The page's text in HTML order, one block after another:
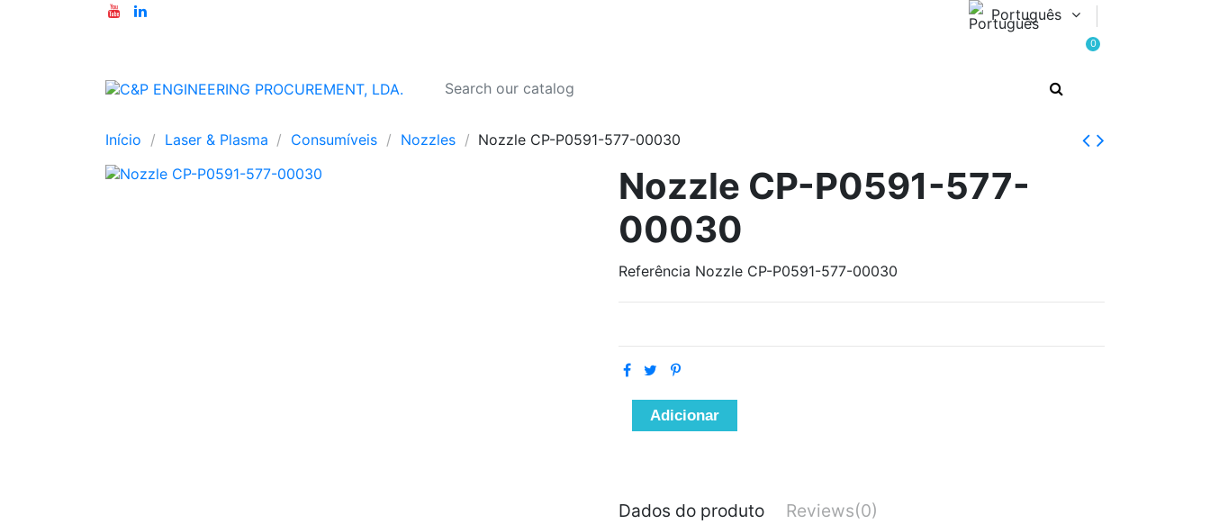
Português
0
Início Laser & Plasma Consumíveis Nozzles Nozzle CP-P0591-577-00030
Nozzle CP-P0591-577-
00030
Referência Nozzle CP-P0591-577-00030
Adicionar
Dados do produto Reviews(0)